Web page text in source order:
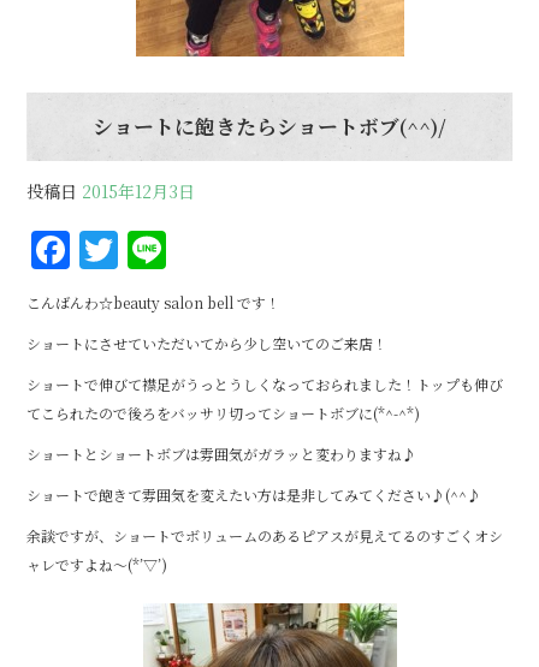
ショートに飽きたらショートボブ(^^)/
投稿日 2015年12月3日
F
a
c
e
b
o
o
k
T
w
it
te
r
n
e
こんばんわ☆beauty salon bell です！
ショートにさせていただいてから少し空いてのご来店！
ショートで伸びて襟足がうっとうしくなっておられました！トップも伸び
てこられたので後ろをバッサリ切ってショートボブに(*^-^*)
ショートとショートボブは雰囲気がガラッと変わりますね♪
ショートで飽きて雰囲気を変えたい方は是非してみてください♪(^^♪
余談ですが、ショートでボリュームのあるピアスが見えてるのすごくオシ
ャレですよね～(*’▽’)